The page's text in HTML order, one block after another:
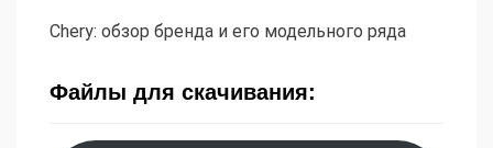
Chery: обзор бренда и его модельного ряда
Файлы для скачивания: